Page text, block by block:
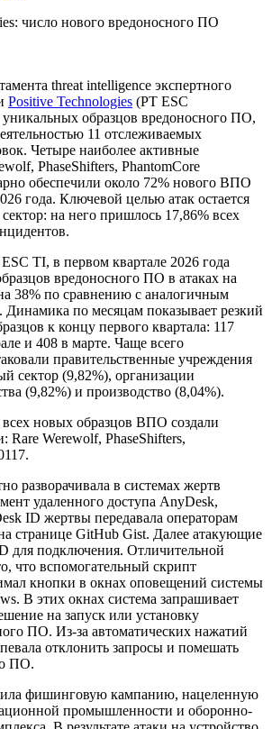
threat intelligence экспертного
Positive Technologies (PT ESC
образцов вредоносного ПО,
11 отслеживаемых
Четыре наиболее активные
PhaseShifters, PhantomCore
обеспечили около 72% нового ВПО
года. Ключевой целью атак остается
на него пришлось 17,86% всех
TI, в первом квартале 2026 года
вредоносного ПО в атаках на
38% по сравнению с аналогичным
Динамика по месяцам показывает резкий
к концу первого квартала: 117
и 408 в марте. Чаще всего
правительственные учреждения
сектор (9,82%), организации
(9,82%) и производство (8,04%).
новых образцов ВПО создали
Rare Werewolf, PhaseShifters,
разворачивала в системах жертв
удаленного доступа AnyDesk,
ID жертвы передавала операторам
странице GitHub Gist. Далее атакующие
для подключения. Отличительной
что вспомогательный скрипт
кнопки в окнах оповещений системы
В этих окнах система запрашивает
на запуск или установку
ПО. Из-за автоматических нажатий
отклонить запросы и помешать
ПО.
фишинговую кампанию, нацеленную
промышленности и оборонно-